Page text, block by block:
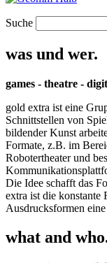
Suche
was und wer.
games - theatre -
gold extra ist eine
Schnittstellen von
bildender Kunst
Formate, z.B. im
Robotertheater und
Die Idee schafft das
extra ist die konstante
Ausdrucksformen
what and